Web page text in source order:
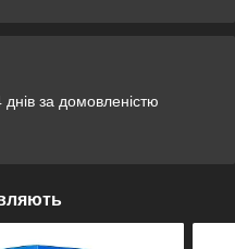
за домовленістю